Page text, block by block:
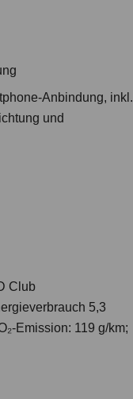
Anbindung, inkl.
und
Club
5,3
Emission: 119 g/km;